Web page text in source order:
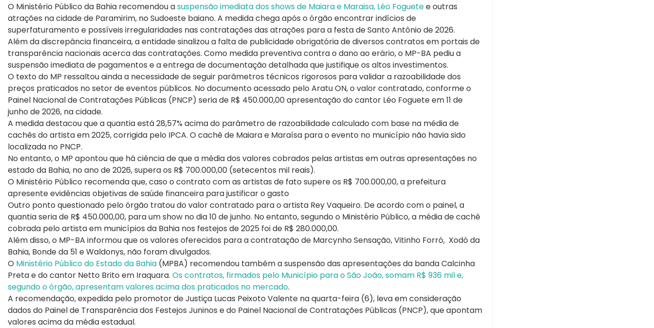
O Ministério Público da Bahia recomendou asuspensão imediata dos shows de Maiara e Maraisa, Léo Foguetee outras
atrações na cidade de Paramirim, no Sudoeste baiano. A medida chega após o órgão encontrar indícios de
superfaturamento e possíveis irregularidades nas contratações das atrações para a festa de Santo Antônio de 2026.
Além da discrepância financeira, a entidade sinalizou a falta de publicidade obrigatória de diversos contratos em portais de
transparência nacionais acerca das contratações. Como medida preventiva contra o dano ao erário, o MP-BA pediu a
suspensão imediata de pagamentos e a entrega de documentação detalhada que justifique os altos investimentos.
O texto do MP ressaltou ainda a necessidade de seguir parâmetros técnicos rigorosos para validar a razoabilidade dos
preços praticados no setor de eventos públicos. No documento acessado pelo Aratu ON, o valor contratado, conforme o
Painel Nacional de Contratações Públicas (PNCP) seria de R$ 450.000,00 apresentação do cantor Léo Foguete em 11 de
junho de 2026, na cidade.
A medida destacou que a quantia está 28,57% acima do parâmetro de razoabilidade calculado com base na média de
cachês do artista em 2025, corrigida pelo IPCA. O cachê de Maiara e Maraísa para o evento no município não havia sido
localizada no PNCP.
No entanto, o MP apontou que há ciência de que a média dos valores cobrados pelas artistas em outras apresentações no
estado da Bahia, no ano de 2026, supera os R$ 700.000,00 (setecentos mil reais).
O Ministério Público recomenda que, caso o contrato com as artistas de fato supere os R$ 700.000,00, a prefeitura
apresente evidências objetivas de saúde financeira para justificar o gasto
Outro ponto questionado pelo órgão tratou do valor contratado para o artista Rey Vaqueiro. De acordo com o painel, a
quantia seria de R$ 450.000,00, para um show no dia 10 de junho. No entanto, segundo o Ministério Público, a média de cachê
cobrada pelo artista em municípios da Bahia nos festejos de 2025 foi de R$ 280.000,00.
Além disso, o MP-BA informou que os valores oferecidos para a contratação de Marcynho Sensação, Vitinho Forró, Xodó da
Bahia, Bonde da 51 e Waldonys, não foram divulgados.
O Ministério Público do Estado da Bahia (MPBA) recomendou também a suspensão das apresentações da banda Calcinha
Preta e do cantor Netto Brito em Iraquara. Os contratos, firmados pelo Município para o São João, somam R$ 936 mil e,
segundo o órgão, apresentam valores acima dos praticados no mercado.
A recomendação, expedida pelo promotor de Justiça Lucas Peixoto Valente na quarta-feira (6), leva em consideração
dados do Painel de Transparência dos Festejos Juninos e do Painel Nacional de Contratações Públicas (PNCP), que apontam
valores acima da média estadual.